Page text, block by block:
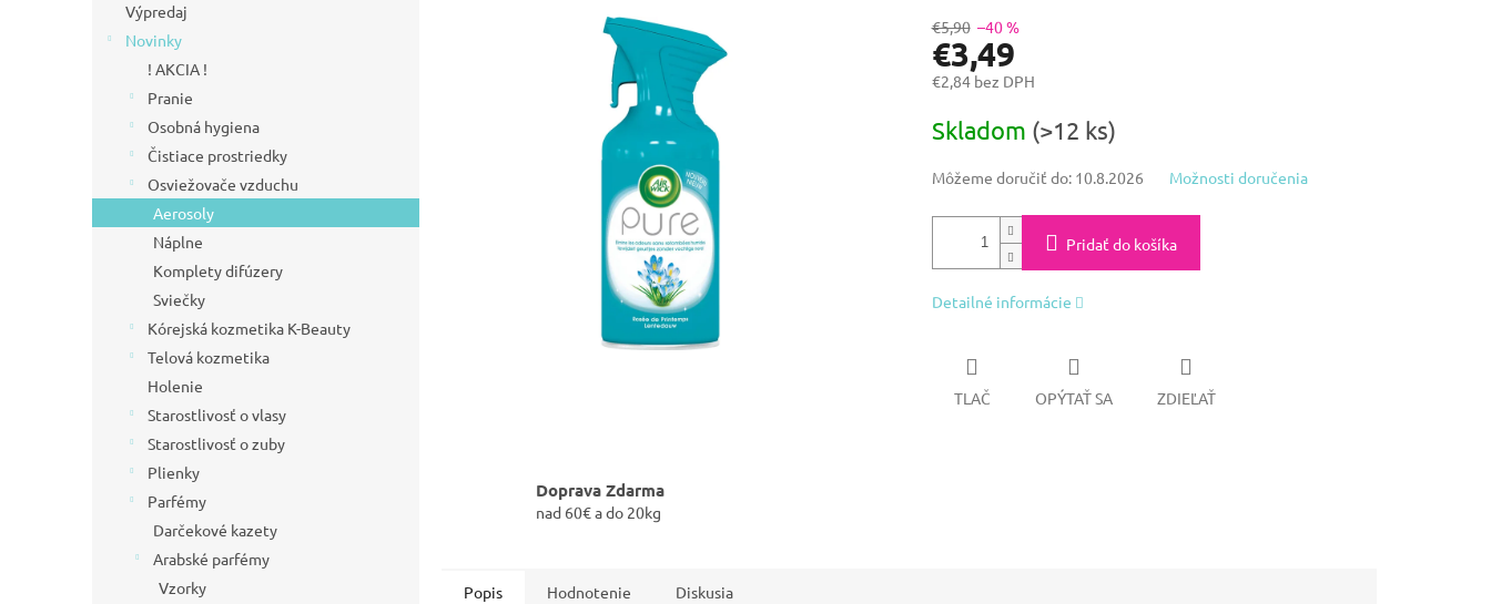
p
Výpredaj
Novinky
! AKCIA !
Pranie
Osobná hygiena
Čistiace prostriedky
Osviežovače vzduchu
Aerosoly
Náplne
Komplety difúzery
Sviečky
Kórejská kozmetika K-Beauty
Telová kozmetika
Holenie
Starostlivosť o vlasy
Starostlivosť o zuby
Plienky
Parfémy
Darčekové kazety
Arabské parfémy
Vzorky
€5,90 –40 %
€3,49
€2,84 bez DPH
cena:
Skladom (>12 ks)
Môžeme doručiť do: 10.8.2026 Možnosti doručenia
Pridať do košíka
Detailné informácie
TLAČ OPÝTAŤ SA ZDIEĽAŤ
Doprava Zdarma
nad 60€ a do 20kg
Popis Hodnotenie Diskusia